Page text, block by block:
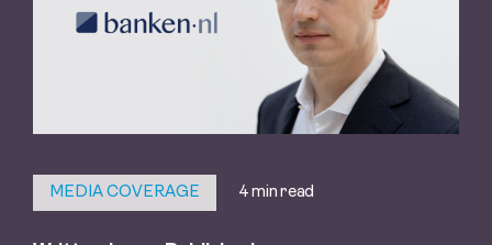
MEDIA COVERAGE 4 min read